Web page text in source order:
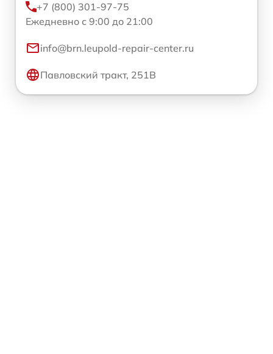
+7 (800) 301-97-75
Ежедневно с 9:00 до 21:00
info@brn.leupold-repair-center.ru
Павловский тракт, 251В